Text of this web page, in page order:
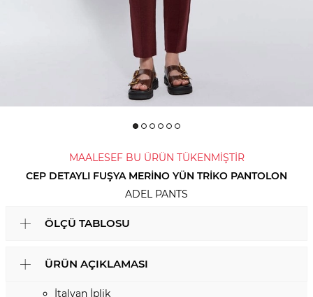
MAALESEF BU ÜRÜN TÜKENMİŞTİR
CEP DETAYLI FUŞYA MERINO YÜN TRIKO PANTOLON
ADEL PANTS
ÖLÇÜ TABLOSU
ÜRÜN AÇIKLAMASI
İtalyan İplik